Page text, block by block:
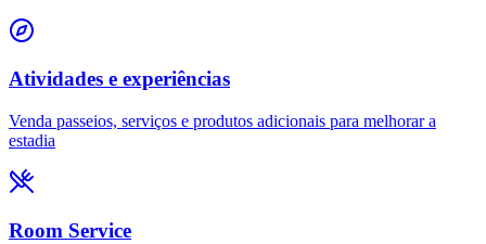
Atividades e experiências
Venda passeios, serviços e produtos adicionais para melhorar a
estadia
Room Service